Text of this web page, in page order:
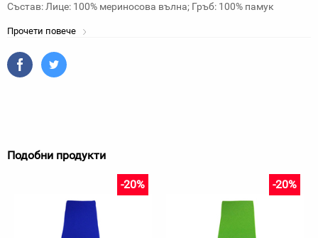
Състав: Лице: 100% мериносова вълна; Гръб: 100% памук
Прочети повече
Подобни продукти
-20% -20%